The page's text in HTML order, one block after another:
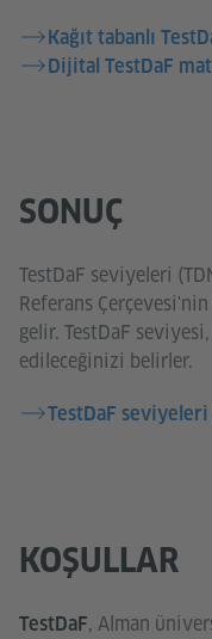
Kağıt tabanlı
Dijital TestDaF
SONUÇ
TestDaF seviyeleri
Referans
gelir. TestDaF
edileceğinizi belirler.
TestDaF seviyeleri
KOŞULLAR
TestDaF, Alman